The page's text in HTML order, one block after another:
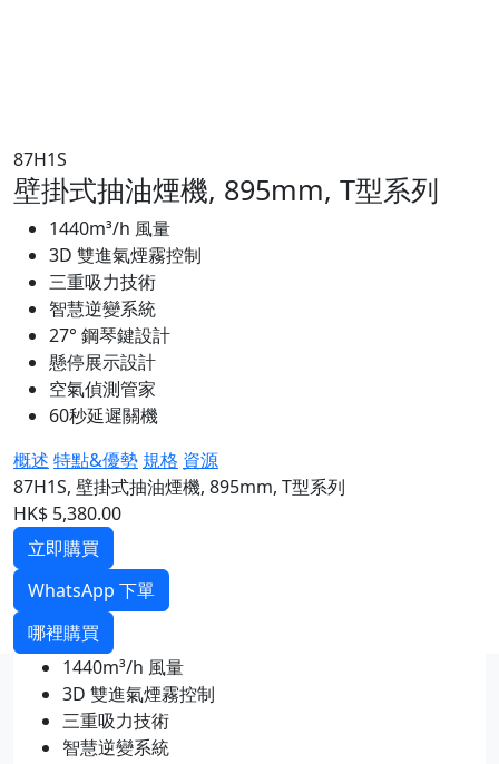
87H1S
壁掛式抽油煙機, 895mm, T型系列
1440m³/h 風量
3D 雙進氣煙霧控制
三重吸力技術
智慧逆變系統
27° 鋼琴鍵設計
懸停展示設計
空氣偵測管家
60秒延遲關機
概述 特點&優勢 規格 資源
87H1S, 壁掛式抽油煙機, 895mm, T型系列
HK$ 5,380.00
立即購買
WhatsApp 下單
哪裡購買
1440m³/h 風量
3D 雙進氣煙霧控制
三重吸力技術
智慧逆變系統